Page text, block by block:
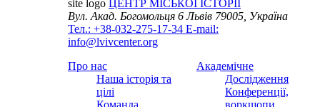
site logo
ЦЕНТР МІСЬКОЇ ІСТОРІЇ
Вул. Акад. Богомольця 6Львів 79005, Україна
Тел.: +38-032-275-17-34 E-mail:
info@lvivcenter.org
Про нас
Наша історія та
цілі
Академічне
Дослідження
Конференції,